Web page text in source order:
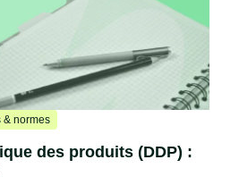
& normes
des produits (DDP) :